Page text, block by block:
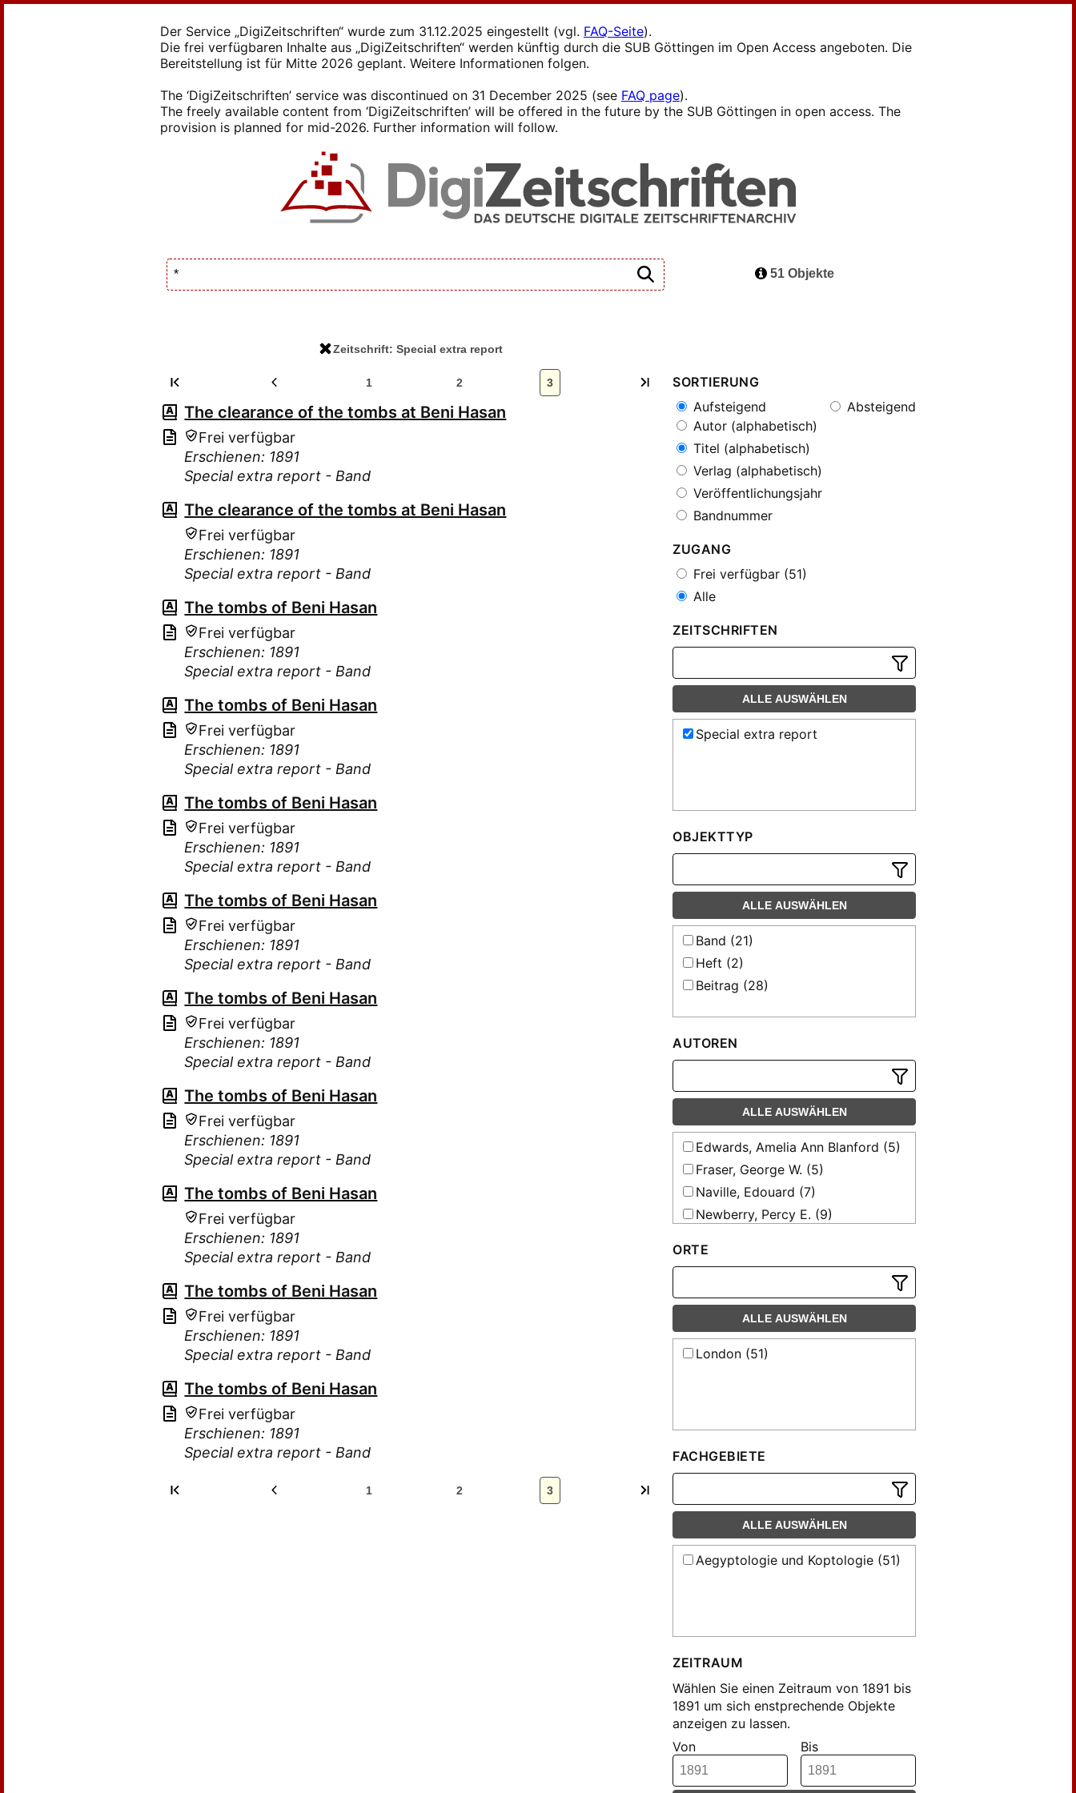
Der Service „DigiZeitschriften“ wurde zum 31.12.2025 eingestellt (vgl. FAQ-Seite).
Die frei verfügbaren Inhalte aus „DigiZeitschriften“ werden künftig durch die SUB Göttingen im Open Access angeboten. Die
Bereitstellung ist für Mitte 2026 geplant. Weitere Informationen folgen.
The ‘DigiZeitschriften’ service was discontinued on 31 December 2025 (see FAQ page).
The freely available content from ‘DigiZeitschriften’ will be offered in the future by the SUB Göttingen in open access. The
provision is planned for mid-2026. Further information will follow.
Zeitschrift: Special extra report
51 Objekte
1 2 3
The clearance of the tombs at Beni Hasan
Frei verfügbar
Erschienen: 1891
Special extra report - Band
The clearance of the tombs at Beni Hasan
Frei verfügbar
Erschienen: 1891
Special extra report - Band
The tombs of Beni Hasan
Frei verfügbar
Erschienen: 1891
Special extra report - Band
The tombs of Beni Hasan
Frei verfügbar
Erschienen: 1891
Special extra report - Band
The tombs of Beni Hasan
Frei verfügbar
Erschienen: 1891
Special extra report - Band
The tombs of Beni Hasan
Frei verfügbar
Erschienen: 1891
Special extra report - Band
The tombs of Beni Hasan
Frei verfügbar
Erschienen: 1891
Special extra report - Band
The tombs of Beni Hasan
Frei verfügbar
Erschienen: 1891
Special extra report - Band
The tombs of Beni Hasan
Frei verfügbar
Erschienen: 1891
Special extra report - Band
The tombs of Beni Hasan
Frei verfügbar
Erschienen: 1891
Special extra report - Band
The tombs of Beni Hasan
Frei verfügbar
Erschienen: 1891
Special extra report - Band
1 2 3
SORTIERUNG
Aufsteigend
Absteigend
Autor (alphabetisch)
Titel (alphabetisch)
Verlag (alphabetisch)
Veröffentlichungsjahr
Bandnummer
ZUGANG
Frei verfügbar (51)
Alle
ZEITSCHRIFTEN
ALLE AUSWÄHLEN
Special extra report
OBJEKTTYP
ALLE AUSWÄHLEN
Band (21)
Heft (2)
Beitrag (28)
AUTOREN
ALLE AUSWÄHLEN
Edwards, Amelia Ann Blanford (5)
Fraser, George W. (5)
Naville, Edouard (7)
Newberry, Percy E. (9)
ORTE
ALLE AUSWÄHLEN
London (51)
FACHGEBIETE
ALLE AUSWÄHLEN
Aegyptologie und Koptologie (51)
ZEITRAUM
Wählen Sie einen Zeitraum von 1891 bis
1891 um sich enstprechende Objekte
anzeigen zu lassen.
Von
Bis